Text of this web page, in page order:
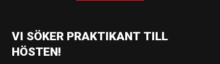
VI SÖKER PRAKTIKANT TILL
HÖSTEN!